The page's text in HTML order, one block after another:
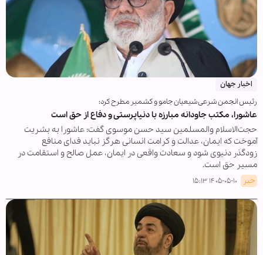
اخبار جهان
رئیس انجمن شرعی شیعیان جامو و کشمیر مطرح کرد:
عاشورا، مکتب جاودانه مبارزه با دنیاپرستی و دفاع از حق است
حجت‌الاسلام والمسلمین سید حسن موسوی گفت: عاشورا به بشریت
آموخت که ایمان، عدالت و کرامت انسانی هرگز نباید فدای منافع
زودگذر دنیوی شود و سعادت واقعی در ایمان، عمل صالح و استقامت در
مسیر حق است.
خبر ۱۴۰۵-۰۵-۱۰ ۱۵:۱۳